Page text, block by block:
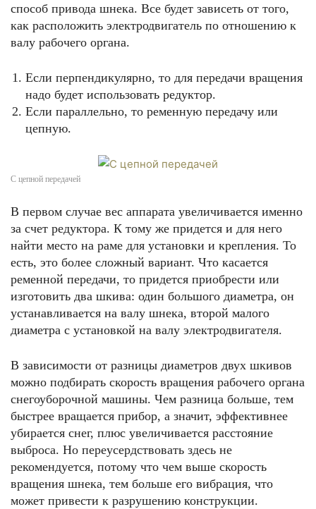
способ привода шнека. Все будет зависеть от того,
как расположить электродвигатель по отношению к
валу рабочего органа.
Если перпендикулярно, то для передачи вращения
надо будет использовать редуктор.
Если параллельно, то ременную передачу или
цепную.
С цепной передачей
В первом случае вес аппарата увеличивается именно
за счет редуктора. К тому же придется и для него
найти место на раме для установки и крепления. То
есть, это более сложный вариант. Что касается
ременной передачи, то придется приобрести или
изготовить два шкива: один большого диаметра, он
устанавливается на валу шнека, второй малого
диаметра с установкой на валу электродвигателя.
В зависимости от разницы диаметров двух шкивов
можно подбирать скорость вращения рабочего органа
снегоуборочной машины. Чем разница больше, тем
быстрее вращается прибор, а значит, эффективнее
убирается снег, плюс увеличивается расстояние
выброса. Но переусердствовать здесь не
рекомендуется, потому что чем выше скорость
вращения шнека, тем больше его вибрация, что
может привести к разрушению конструкции.